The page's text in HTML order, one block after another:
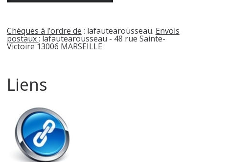
Chèques à l’ordre de : lafautearousseau. Envois
postaux: lafautearousseau - 48 rue Sainte-
Victoire 13006 MARSEILLE
Liens